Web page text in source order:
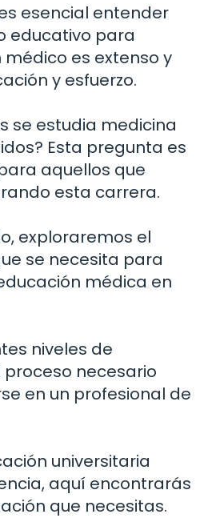
esencial entender
educativo para
es extenso y
y esfuerzo.
se estudia medicina
Esta pregunta es
aquellos que
esta carrera.
exploraremos el
se necesita para
médica en
niveles de
necesario
en un profesional de
universitaria
aquí encontrarás
que necesitas.